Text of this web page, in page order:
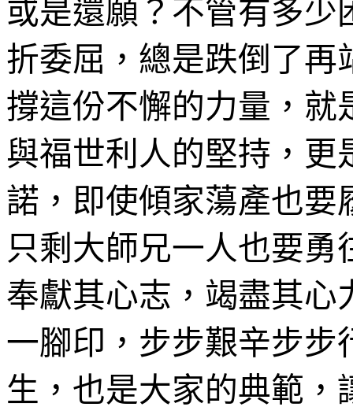
或是還願？不管有多少
折委屈，總是跌倒了再
撐這份不懈的力量，就
與福世利人的堅持，
諾，即使傾家蕩產也要
只剩大師兄一人也要
奉獻其心志，竭盡其心
一腳印，步步艱辛步步
生，也是大家的典範，